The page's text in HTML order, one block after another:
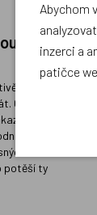
a rádi
Osobní
potěší ty
Abychom
inzerci a
patičce